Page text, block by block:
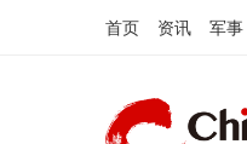
首页 资讯 军事